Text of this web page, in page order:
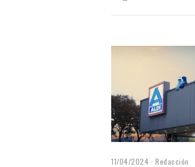
11/04/2024 Redacción